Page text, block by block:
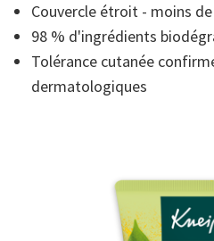
note
moyenne.
Read
20
Lien
Couvercle étroit - moins
98 % d'ingrédients
Tolérance cutanée
dermatologiques